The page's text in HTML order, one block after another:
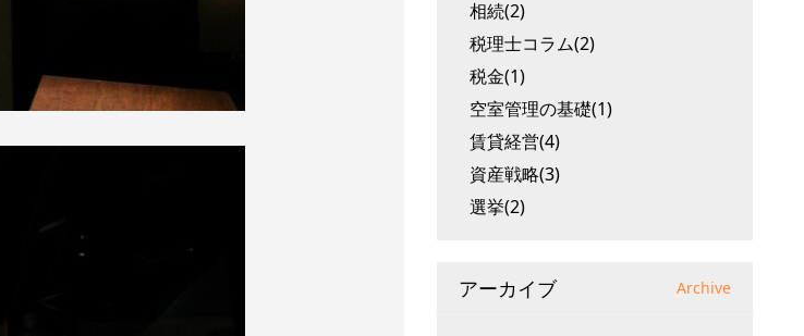
相続(2)
税理士コラム(2)
税金(1)
空室管理の基礎(1)
賃貸経営(4)
資産戦略(3)
選挙(2)
アーカイブ Archive